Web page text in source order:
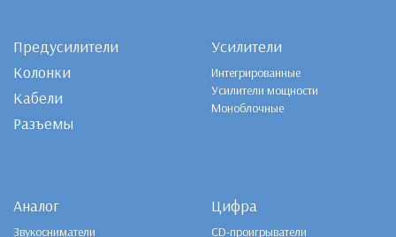
Предусилители
Колонки
Кабели
Разъемы
Усилители
Интегрированные
Усилители мощности
Моноблочные
Аналог
Звукосниматели
Цифра
CD-проигрыватели